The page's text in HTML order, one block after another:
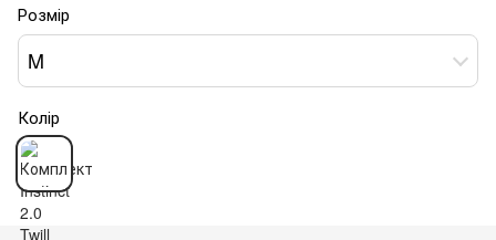
Розмір
M
Колір